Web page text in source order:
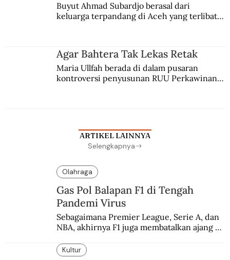
Buyut Ahmad Subardjo berasal dari
keluarga terpandang di Aceh yang terlibat
Agar Bahtera Tak Lekas Retak
Maria Ullfah berada di dalam pusaran
kontroversi penyusunan RUU Perkawinan.
ARTIKEL LAINNYA
Selengkapnya
Olahraga
Gas Pol Balapan F1 di Tengah
Pandemi Virus
Sebagaimana Premier League, Serie A, dan
NBA, akhirnya F1 juga membatalkan ajang
enam dekade lampau.
Kultur